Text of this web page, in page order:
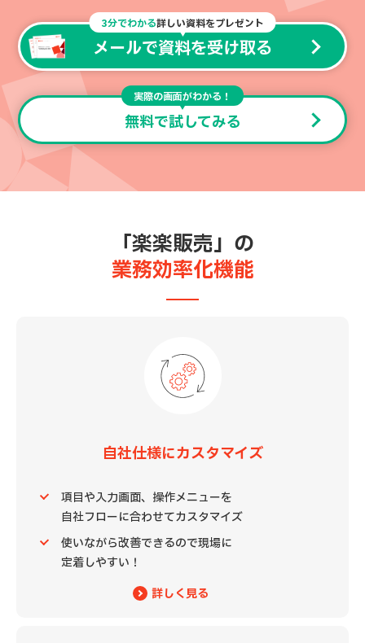
3分でわかる詳しい資料をプレゼント
メールで資料を受け取る
実際の画面がわかる！
無料で試してみる
「楽楽販売」の
業務効率化機能
自社仕様にカスタマイズ
項目や入力画面、操作メニューを
自社フローに合わせてカスタマイズ
使いながら改善できるので現場に
定着しやすい！
詳しく見る